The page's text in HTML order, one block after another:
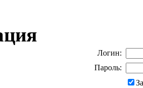
Логин:
Пароль: